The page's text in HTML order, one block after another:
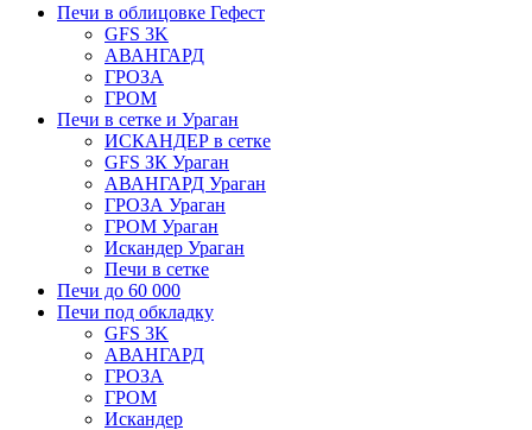
Печи в облицовке Гефест
GFS 3K
АВАНГАРД
ГРОЗА
ГРОМ
Печи в сетке и Ураган
ИСКАНДЕР в сетке
GFS ЗК Ураган
АВАНГАРД Ураган
ГРОЗА Ураган
ГРОМ Ураган
Искандер Ураган
Печи в сетке
Печи до 60 000
Печи под обкладку
GFS 3K
АВАНГАРД
ГРОЗА
ГРОМ
Искандер